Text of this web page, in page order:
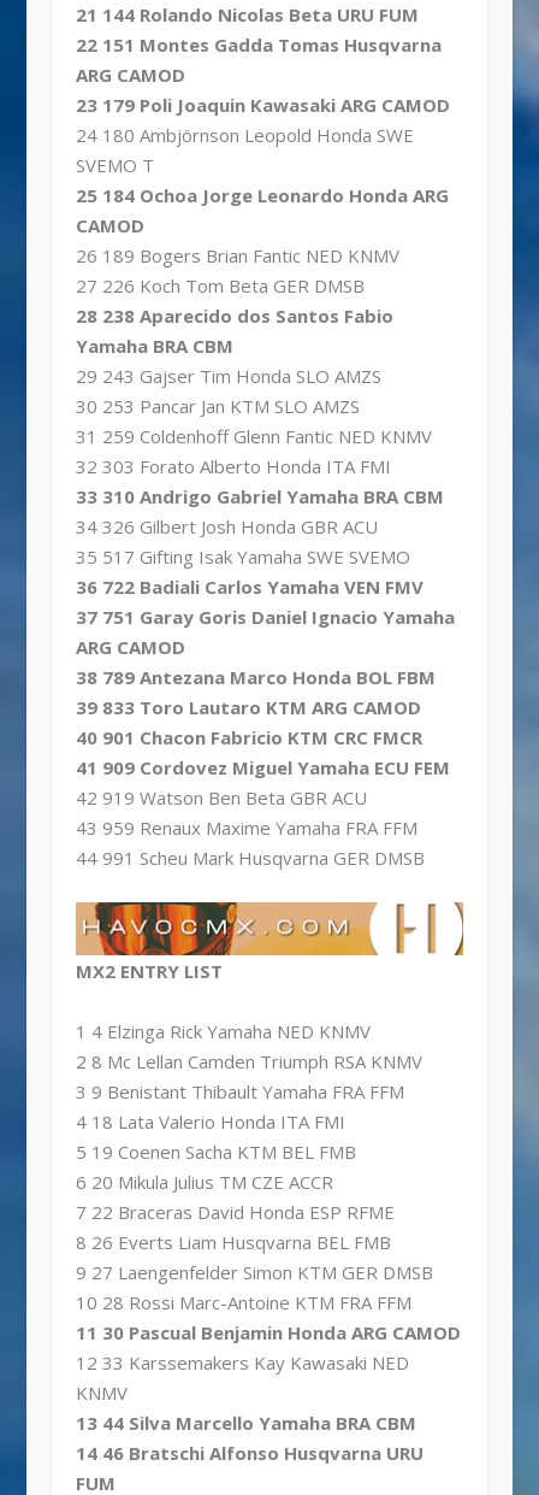
21 144 Rolando Nicolas Beta URU FUM
22 151 Montes Gadda Tomas Husqvarna
ARG CAMOD
23 179 Poli Joaquin Kawasaki ARG CAMOD
24 180 Ambjörnson Leopold Honda SWE
SVEMO T
25 184 Ochoa Jorge Leonardo Honda ARG
CAMOD
26 189 Bogers Brian Fantic NED KNMV
27 226 Koch Tom Beta GER DMSB
28 238 Aparecido dos Santos Fabio
Yamaha BRA CBM
29 243 Gajser Tim Honda SLO AMZS
30 253 Pancar Jan KTM SLO AMZS
31 259 Coldenhoff Glenn Fantic NED KNMV
32 303 Forato Alberto Honda ITA FMI
33 310 Andrigo Gabriel Yamaha BRA CBM
34 326 Gilbert Josh Honda GBR ACU
35 517 Gifting Isak Yamaha SWE SVEMO
36 722 Badiali Carlos Yamaha VEN FMV
37 751 Garay Goris Daniel Ignacio Yamaha
ARG CAMOD
38 789 Antezana Marco Honda BOL FBM
39 833 Toro Lautaro KTM ARG CAMOD
40 901 Chacon Fabricio KTM CRC FMCR
41 909 Cordovez Miguel Yamaha ECU FEM
42 919 Watson Ben Beta GBR ACU
43 959 Renaux Maxime Yamaha FRA FFM
44 991 Scheu Mark Husqvarna GER DMSB
MX2 ENTRY LIST
1 4 Elzinga Rick Yamaha NED KNMV
2 8 Mc Lellan Camden Triumph RSA KNMV
3 9 Benistant Thibault Yamaha FRA FFM
4 18 Lata Valerio Honda ITA FMI
5 19 Coenen Sacha KTM BEL FMB
6 20 Mikula Julius TM CZE ACCR
7 22 Braceras David Honda ESP RFME
8 26 Everts Liam Husqvarna BEL FMB
9 27 Laengenfelder Simon KTM GER DMSB
10 28 Rossi Marc-Antoine KTM FRA FFM
11 30 Pascual Benjamin Honda ARG CAMOD
12 33 Karssemakers Kay Kawasaki NED
KNMV
13 44 Silva Marcello Yamaha BRA CBM
14 46 Bratschi Alfonso Husqvarna URU
FUM